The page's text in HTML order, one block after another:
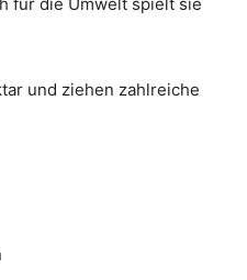
und ziehen zahlreiche